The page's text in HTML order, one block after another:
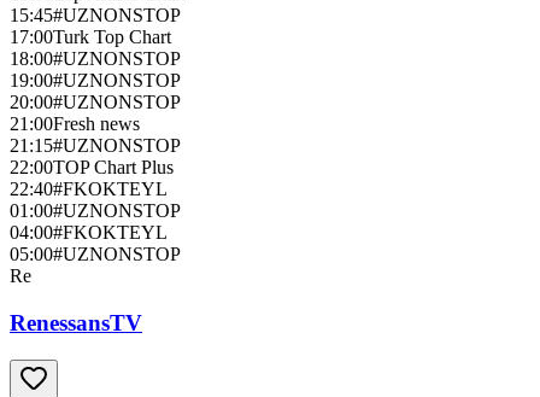
15:45#UZNONSTOP
17:00Turk Top Chart
18:00#UZNONSTOP
19:00#UZNONSTOP
20:00#UZNONSTOP
21:00Fresh news
21:15#UZNONSTOP
22:00TOP Chart Plus
22:40#FKOKTEYL
01:00#UZNONSTOP
04:00#FKOKTEYL
05:00#UZNONSTOP
Re
RenessansTV